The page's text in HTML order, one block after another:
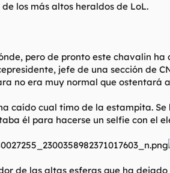
los más altos heraldos de LoL.
pero de pronto este chavalin
jefe de una sección de
no era muy normal que ostentará
caído cual timo de la estampita.
él para hacerse un selfie con el
de las altas esferas que ha